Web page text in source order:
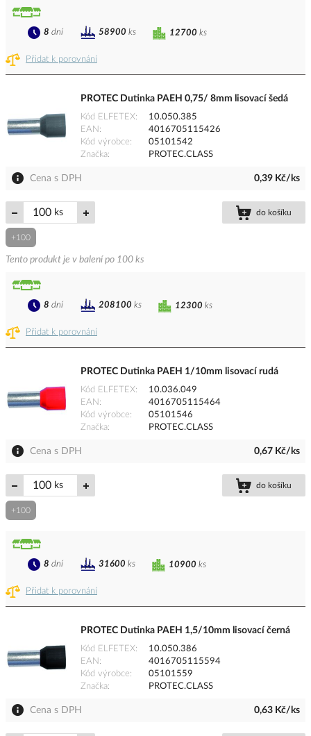
Přidat k porovnání
12700 ks
8 dní 58900 ks
PROTEC Dutinka PAEH 0,75/ 8mm lisovací šedá
Kód ELFETEX
10.050.385
EAN
4016705115426
Kód výrobce
05101542
Značka
PROTEC.CLASS
Cena s DPH 0,39 Kč/ks
ks do košíku
+100
Tento produkt je v balení po 100 ks
Přidat k porovnání
12300 ks
8 dní 208100 ks
PROTEC Dutinka PAEH 1/10mm lisovací rudá
Kód ELFETEX
10.036.049
EAN
4016705115464
Kód výrobce
05101546
Značka
PROTEC.CLASS
Cena s DPH 0,67 Kč/ks
ks do košíku
+100
Přidat k porovnání
10900 ks
8 dní 31600 ks
PROTEC Dutinka PAEH 1,5/10mm lisovací černá
Kód ELFETEX
10.050.386
EAN
4016705115594
Kód výrobce
05101559
Značka
PROTEC.CLASS
Cena s DPH 0,63 Kč/ks